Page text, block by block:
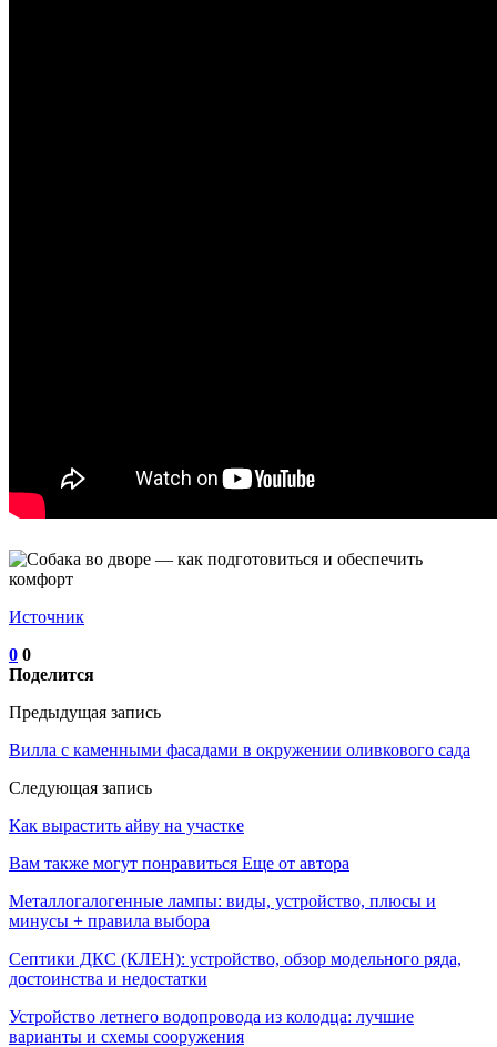
Источник
0 0
Поделится
Предыдущая запись
Вилла с каменными фасадами в окружении оливкового сада
Следующая запись
Как вырастить айву на участке
Вам также могут понравиться Еще от автора
Металлогалогенные лампы: виды, устройство, плюсы и
минусы + правила выбора
Септики ДКС (КЛЕН): устройство, обзор модельного ряда,
достоинства и недостатки
Устройство летнего водопровода из колодца: лучшие
варианты и схемы сооружения